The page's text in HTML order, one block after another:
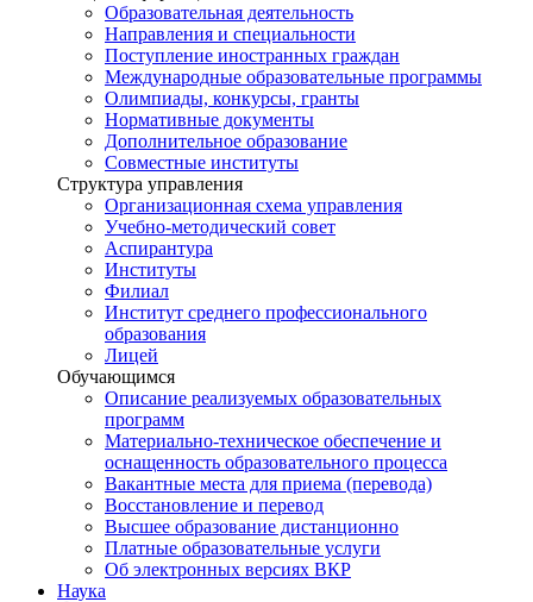
Образовательная деятельность
Направления и специальности
Поступление иностранных граждан
Международные образовательные программы
Олимпиады, конкурсы, гранты
Нормативные документы
Дополнительное образование
Совместные институты
Структура управления
Организационная схема управления
Учебно-методический совет
Аспирантура
Институты
Филиал
Институт среднего профессионального
образования
Лицей
Обучающимся
Описание реализуемых образовательных
программ
Материально-техническое обеспечение и
оснащенность образовательного процесса
Вакантные места для приема (перевода)
Восстановление и перевод
Высшее образование дистанционно
Платные образовательные услуги
Об электронных версиях ВКР
Наука